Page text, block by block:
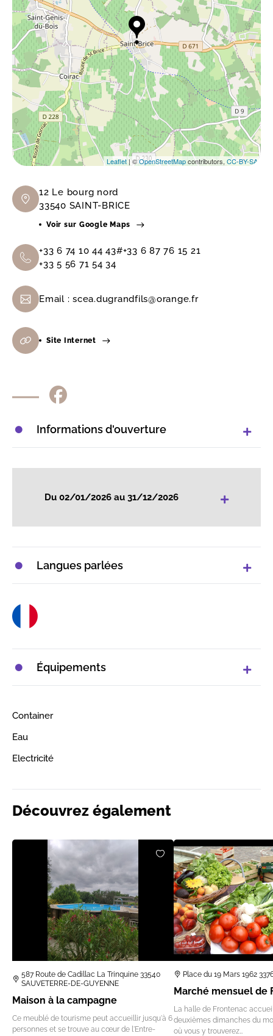
Leaflet| ©OpenStreetMapcontributors, CC-BY-SA
12 Le bourg nord
33540 SAINT-BRICE
Voir sur Google Maps
+33 6 74 10 44 43#+33 6 87 76 15 21
+33 5 56 71 54 34
Email : scea.dugrandfils@orange.fr
Site Internet
Informations d'ouverture
Du 02/01/2026 au 31/12/2026 +
Langues parlées
Équipements
Container
Eau
Electricité
Découvrez également
587 Route de Cadillac La Trinquine 33540
SAUVETERRE-DE-GUYENNE
Maison à la campagne
Ce meublé de tourisme peut accueillir jusqu'à 6
personnes et se trouve au cœur de l'Entre-
Place du 19 Mars 1962
Marché mensuel de
La halle de Frontenac
deuxièmes dimanches du
où vous y trouverez…